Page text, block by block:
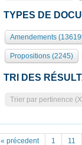
TYPES DE
Amendements
Propositions (2245)
TRI DES
Trier par pertinence
« précedent 1 11